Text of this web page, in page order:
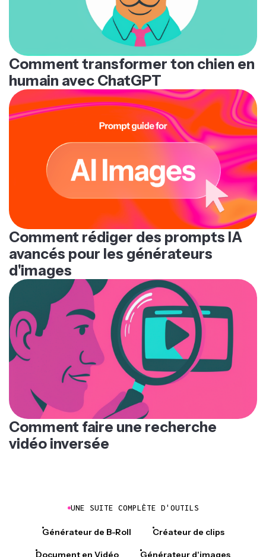
Comment transformer ton chien en
humain avec ChatGPT
Comment rédiger des prompts IA
avancés pour les générateurs
d'images
Comment faire une recherche
vidéo inversée
UNE SUITE COMPLÈTE D'OUTILS
Générateur de B-Roll Créateur de clips
Document en Vidéo Générateur d'images